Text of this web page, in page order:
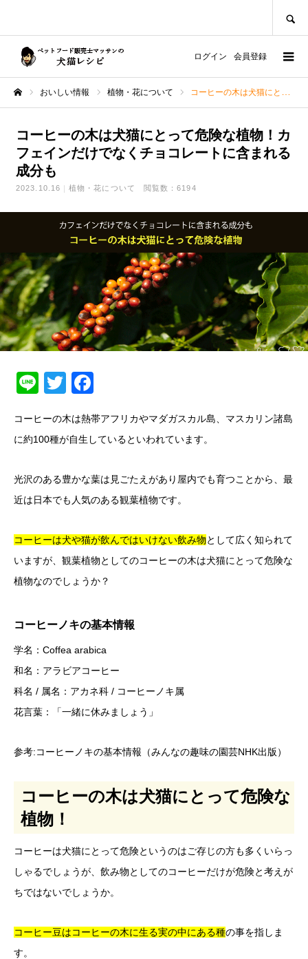
ログイン 会員登録
おいしい情報 植物・花について コーヒーの木は犬猫にとって危険な植物！カフェインだけでなくチョコレートに含まれる成分も
コーヒーの木は犬猫にとって危険な植物！カ
フェインだけでなくチョコレートに含まれる
成分も
2023.10.16 植物・花について 閲覧数：6194
LineTwitter
コーヒーの木は熱帯アフリカやマダガスカル島、マスカリン諸島
に約100種が自生しているといわれています。
光沢のある豊かな葉は見ごたえがあり屋内でも育つことから、最
近は日本でも人気のある観葉植物です。
コーヒーは犬や猫が飲んではいけない飲み物として広く知られて
いますが、観葉植物としてのコーヒーの木は犬猫にとって危険な
植物なのでしょうか？
コーヒーノキの基本情報
学名：Coffea arabica
和名：アラビアコーヒー
科名 / 属名：アカネ科 / コーヒーノキ属
花言葉：「一緒に休みましょう」
参考:コーヒーノキの基本情報（みんなの趣味の園芸NHK出版）
コーヒーの木は犬猫にとって危険な
植物！
コーヒーは犬猫にとって危険というのはご存じの方も多くいらっ
しゃるでしょうが、飲み物としてのコーヒーだけが危険と考えが
ちではないでしょうか。
コーヒー豆はコーヒーの木に生る実の中にある種の事を指しま
す。